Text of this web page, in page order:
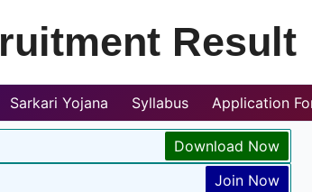
Result
Sarkari Yojana Syllabus Application
Download Now
Join Now